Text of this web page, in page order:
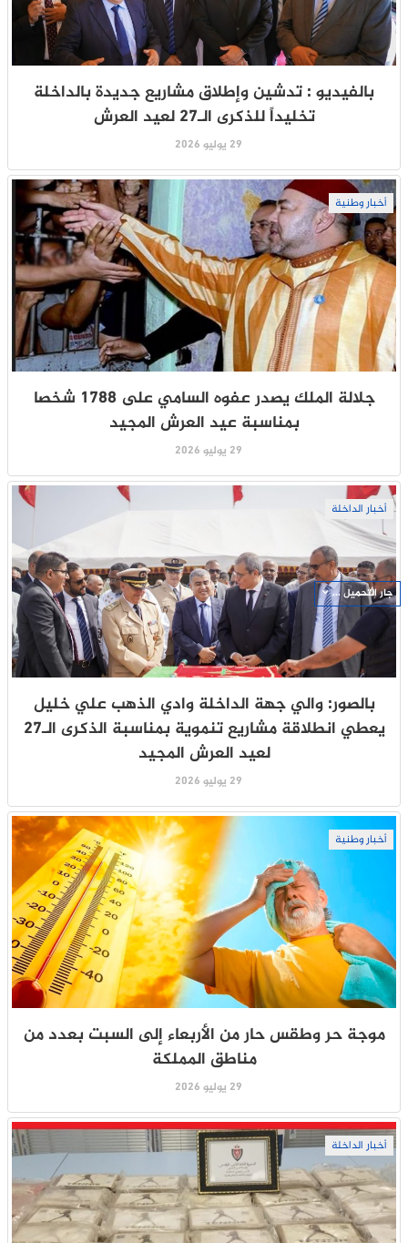
بالفيديو : تدشين وإطلاق مشاريع جديدة بالداخلة
تخليداً للذكرى الـ27 لعيد العرش
29 يوليو 2026
أخبار وطنية
جلالة الملك يصدر عفوه السامي على 1788 شخصا
بمناسبة عيد العرش المجيد
29 يوليو 2026
أخبار الداخلة
بالصور: والي جهة الداخلة وادي الذهب علي خليل
يعطي انطلاقة مشاريع تنموية بمناسبة الذكرى الـ27
لعيد العرش المجيد
29 يوليو 2026
أخبار وطنية
موجة حر وطقس حار من الأربعاء إلى السبت بعدد من
مناطق المملكة
29 يوليو 2026
أخبار الداخلة
جار التحميل ...